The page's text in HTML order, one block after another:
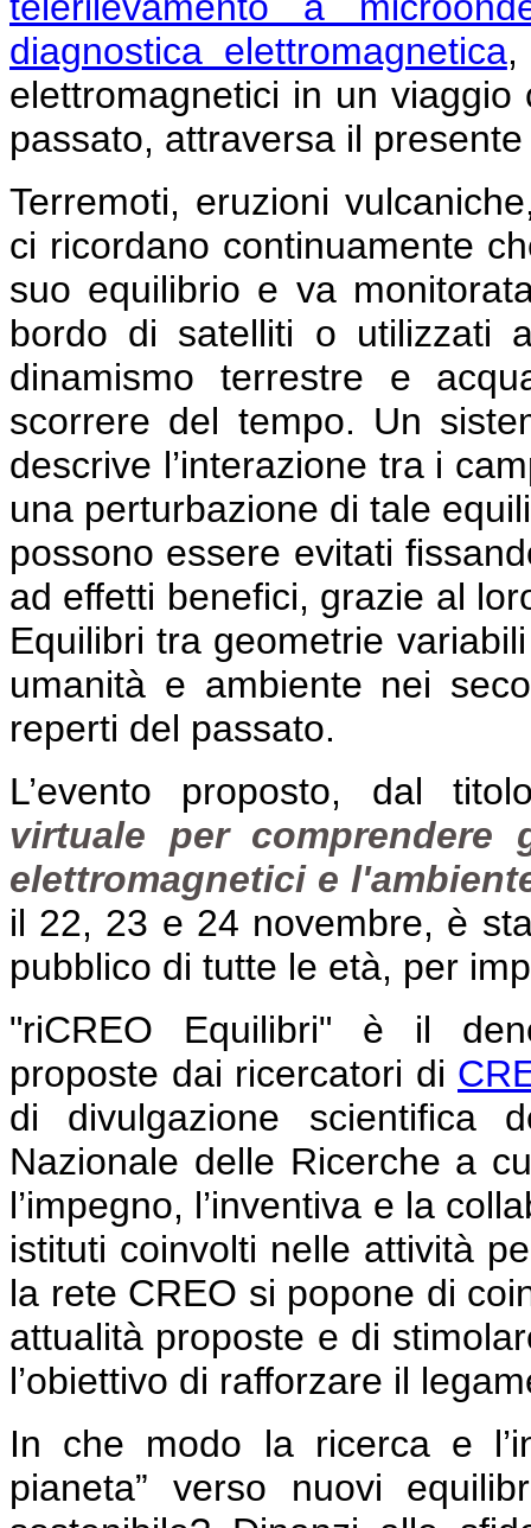
diagnostica elettromagnetica,
elettromagnetici in un viaggio
passato, attraversa il
Terremoti, eruzioni
ci ricordano continuamente
suo equilibrio e va
bordo di satelliti o utilizzati
dinamismo terrestre e
scorrere del tempo. Un
descrive l’interazione tra i
una perturbazione di tale
possono essere evitati
ad effetti benefici, grazie al
Equilibri tra geometrie
umanità e ambiente nei
reperti del passato.
L’evento proposto, dal
virtuale per
elettromagnetici e
il 22, 23 e 24 novembre, è
pubblico di tutte le età, per
"riCREO Equilibri" è il
proposte dai ricercatori di
di divulgazione scientifica
Nazionale delle Ricerche a
l’impegno, l’inventiva e la
istituti coinvolti nelle attività
la rete CREO si popone di
attualità proposte e di
l’obiettivo di rafforzare il
In che modo la ricerca e
pianeta” verso nuovi